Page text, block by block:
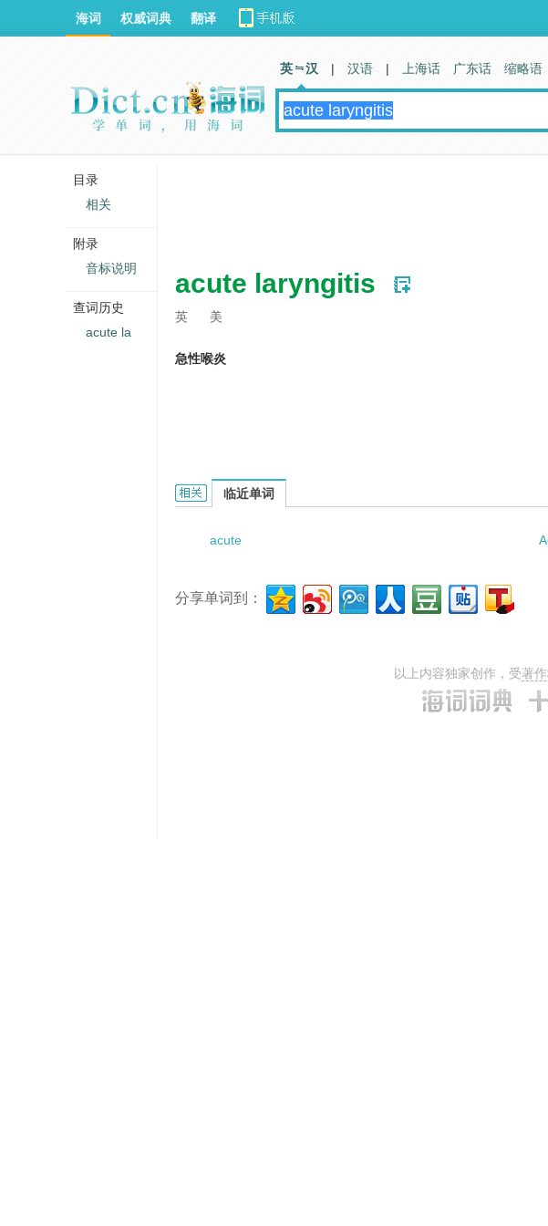
acute laryngitis
英 美
急性喉炎
acute laryngitis的相关资料：
临近单词
acute
分享单词到：
以上内容独家创作，受著
海词 权威词典 翻译
英 汉 | 汉语 | 上海话 广东话 缩略语
目录
相关
附录
音标说明
查词历史
acute la